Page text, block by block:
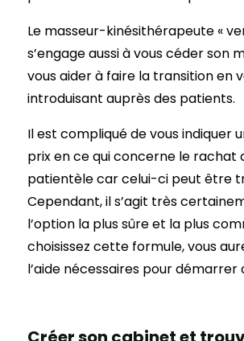
Le masseur-kinésithérapeute «
s’engage aussi à vous céder son
vous aider à faire la transition en
introduisant auprès des patients.
Il est compliqué de vous indiquer
prix en ce qui concerne le rachat
patientèle car celui-ci peut être
Cependant, il s’agit très
l’option la plus sûre et la plus
choisissez cette formule, vous
l’aide nécessaires pour démarrer